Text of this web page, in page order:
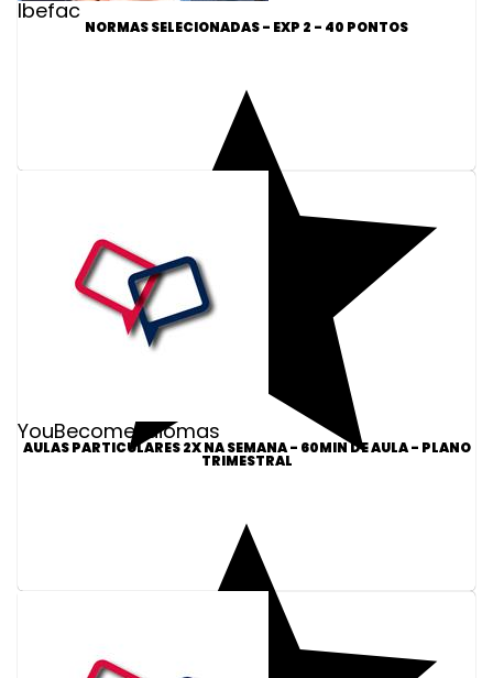
Ibefac
NORMAS SELECIONADAS - EXP 2 - 40 PONTOS
YouBecome Idiomas
AULAS PARTICULARES 2X NA SEMANA - 60MIN DE AULA - PLANO
TRIMESTRAL